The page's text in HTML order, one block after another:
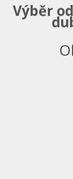
Výběr